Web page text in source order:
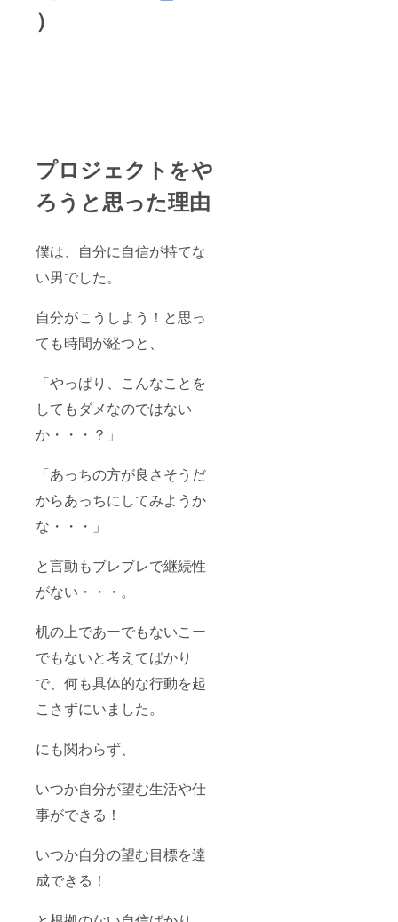
）
プロジェクトをや
ろうと思った理由
僕は、自分に自信が持てな
い男でした。
自分がこうしよう！と思っ
ても時間が経つと、
「やっぱり、こんなことを
してもダメなのではない
か・・・？」
「あっちの方が良さそうだ
からあっちにしてみようか
な・・・」
と言動もブレブレで継続性
がない・・・。
机の上であーでもないこー
でもないと考えてばかり
で、何も具体的な行動を起
こさずにいました。
にも関わらず、
いつか自分が望む生活や仕
事ができる！
いつか自分の望む目標を達
成できる！